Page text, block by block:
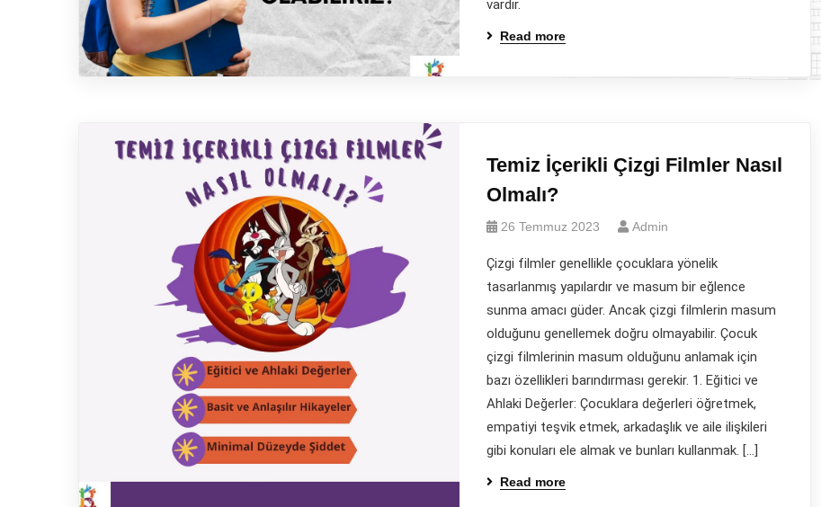
vardır.
Read more
Temiz İçerikli Çizgi Filmler Nasıl
Olmalı?
26 Temmuz 2023 Admin
Çizgi filmler genellikle çocuklara yönelik
tasarlanmış yapılardır ve masum bir eğlence
sunma amacı güder. Ancak çizgi filmlerin masum
olduğunu genellemek doğru olmayabilir. Çocuk
çizgi filmlerinin masum olduğunu anlamak için
bazı özellikleri barındırması gerekir. 1. Eğitici ve
Ahlaki Değerler: Çocuklara değerleri öğretmek,
empatiyi teşvik etmek, arkadaşlık ve aile ilişkileri
gibi konuları ele almak ve bunları kullanmak. […]
Read more